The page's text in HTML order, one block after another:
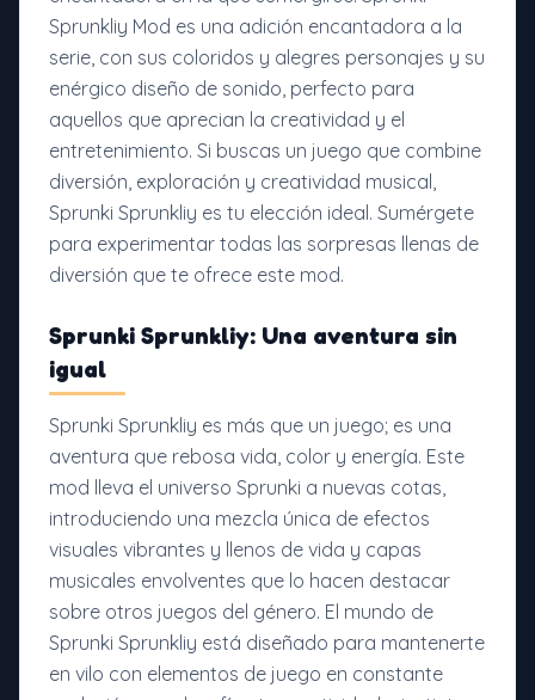
Sprunkliy Mod es una adición encantadora a la
serie, con sus coloridos y alegres personajes y su
enérgico diseño de sonido, perfecto para
aquellos que aprecian la creatividad y el
entretenimiento. Si buscas un juego que combine
diversión, exploración y creatividad musical,
Sprunki Sprunkliy es tu elección ideal. Sumérgete
para experimentar todas las sorpresas llenas de
diversión que te ofrece este mod.
Sprunki Sprunkliy: Una aventura sin
igual
Sprunki Sprunkliy es más que un juego; es una
aventura que rebosa vida, color y energía. Este
mod lleva el universo Sprunki a nuevas cotas,
introduciendo una mezcla única de efectos
visuales vibrantes y llenos de vida y capas
musicales envolventes que lo hacen destacar
sobre otros juegos del género. El mundo de
Sprunki Sprunkliy está diseñado para mantenerte
en vilo con elementos de juego en constante